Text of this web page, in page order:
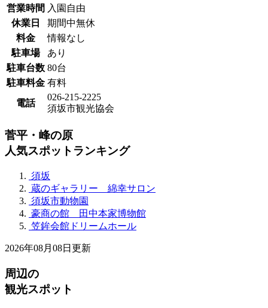
営業時間 入園自由
休業日
期間中無休
料金
情報なし
駐車場
あり
駐車台数 80台
駐車料金 有料
電話
026-215-2225
須坂市観光協会
菅平・峰の原
人気スポットランキング
須坂
蔵のギャラリー 綿幸サロン
須坂市動物園
豪商の館 田中本家博物館
笠鉾会館ドリームホール
2026年08月08日更新
周辺の
観光スポット